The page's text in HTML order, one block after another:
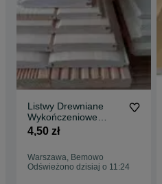
Listwy Drewniane
Wykończeniowe
Kątowniki Boazeria
Podbitka Deska
Warszawa Wysyłka
Cała Polska
4,50 zł
Warszawa, Bemowo
Odświeżono dzisiaj o 11:24